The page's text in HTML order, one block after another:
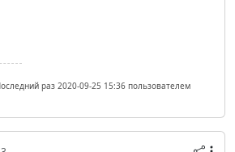
раз 2020-09-25 15:36 пользователем